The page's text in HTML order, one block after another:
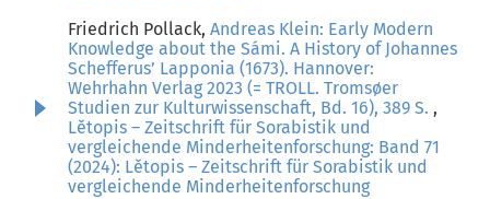
Friedrich Pollack, Andreas Klein: Early Modern
Knowledge about the Sámi. A History of Johannes
Schefferus’ Lapponia (1673). Hannover:
Wehrhahn Verlag 2023 (= TROLL. Tromsøer
Studien zur Kulturwissenschaft, Bd. 16), 389 S. ,
Lětopis – Zeitschrift für Sorabistik und
vergleichende Minderheitenforschung: Band 71
(2024): Lětopis – Zeitschrift für Sorabistik und
vergleichende Minderheitenforschung